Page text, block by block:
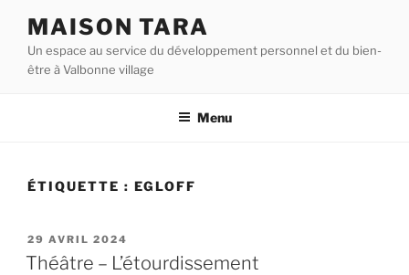
contenu
principal
MAISON TARA
Un espace au service du développement personnel et du bien-
être à Valbonne village
Menu
ÉTIQUETTE : EGLOFF
PUBLIÉ
LE
29 AVRIL 2024
Théâtre – L’étourdissement